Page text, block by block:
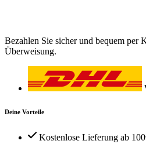
Bezahlen Sie sicher und bequem per
Überweisung.
Deine Vorteile
Kostenlose Lieferung ab